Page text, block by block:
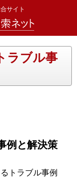
サイト
ラブル事
例と解決策
トラブル事例